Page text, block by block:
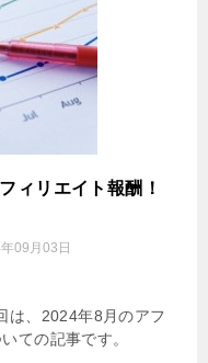
ィリエイト報酬！
09月03日
、2024年8月のアフ
ての記事です。